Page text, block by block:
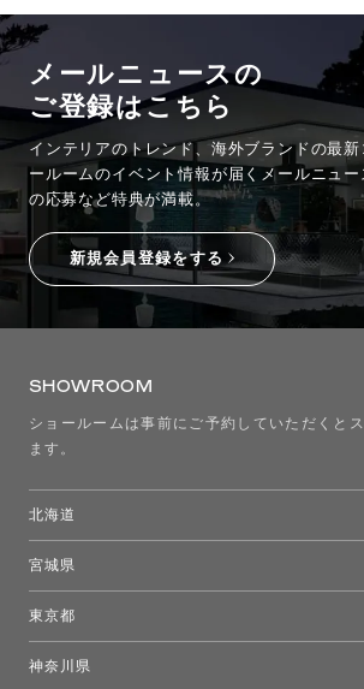
メールニュースの
ご登録はこちら
インテリアのトレンド、海外ブランドの最
ールームのイベント情報が 届くメールニュ
の応募など特典が満載。
新規会員登録をする
SHOWROOM
ショールームは事前にご予約していただくと
ます。
北海道
宮城県
東京都
神奈川県